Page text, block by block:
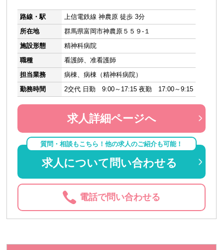
路線・駅
上信電鉄線 神農原 徒歩 3分
所在地
群馬県富岡市神農原５５９-１
施設形態
精神科病院
職種
看護師、准看護師
担当業務
病棟、病棟（精神科病院）
勤務時間
2交代 日勤 9:00～17:15 夜勤 17:00～9:15
求人詳細ページへ
質問・相談もこちら！他の求人のご紹介も可能！
求人について問い合わせる
電話で問い合わせる